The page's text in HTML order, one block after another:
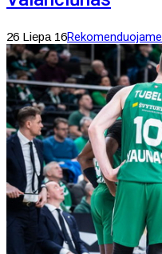
26 Liepa 16Rekomenduojame